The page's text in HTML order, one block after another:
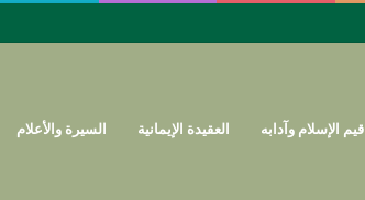
قيم الإسلام وآدابه العقيدة الإيمانية السيرة والأعلام